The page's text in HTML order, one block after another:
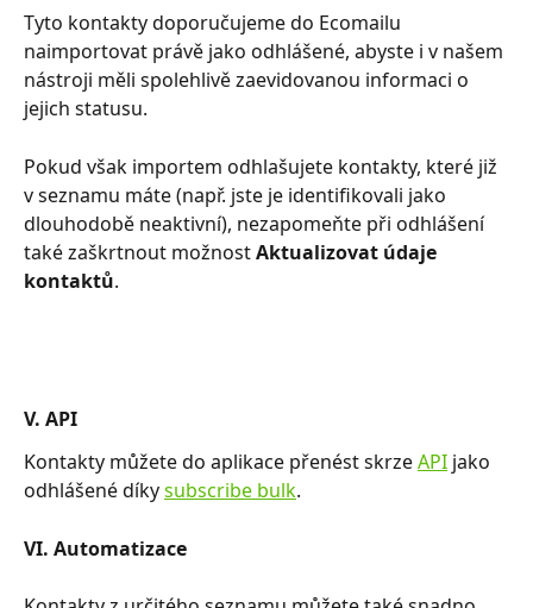
Tyto kontakty doporučujeme do Ecomailu
naimportovat právě jako odhlášené, abyste i v našem
nástroji měli spolehlivě zaevidovanou informaci o
jejich statusu.
Pokud však importem odhlašujete kontakty, které již
v seznamu máte (např. jste je identifikovali jako
dlouhodobě neaktivní), nezapomeňte při odhlášení
také zaškrtnout možnost Aktualizovat údaje
kontaktů.
V. API
Kontakty můžete do aplikace přenést skrze API jako
odhlášené díky subscribe bulk.
VI. Automatizace